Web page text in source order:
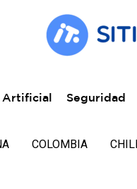
Artificial Seguridad
COLOMBIA